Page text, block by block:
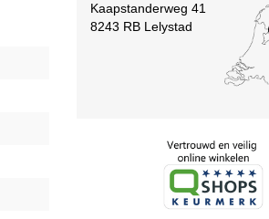
Kaapstanderweg 41
8243 RB Lelystad